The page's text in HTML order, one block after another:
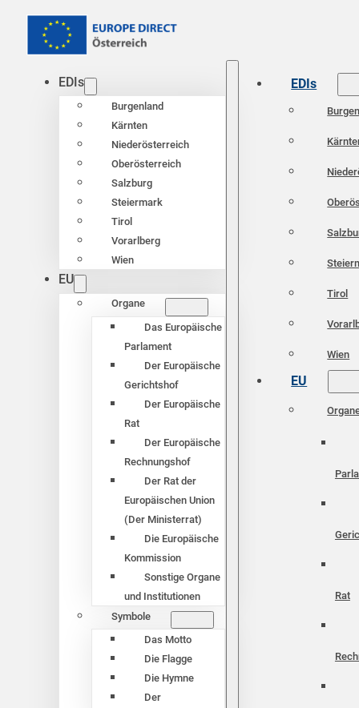
EDIs
Burgenland
Kärnten
Niederösterreich
Oberösterreich
Salzburg
Steiermark
Tirol
Vorarlberg
Wien
EU
Organe
Das Europäische
Parlament
Der Europäische
Gerichtshof
Der Europäische
Rat
Der Europäische
Rechnungshof
Der Rat der
Europäischen Union
(Der Ministerrat)
Die Europäische
Kommission
Sonstige Organe
und Institutionen
Symbole
Das Motto
Die Flagge
Die Hymne
Der
EDIs
Tirol
Wien
EU
Rat